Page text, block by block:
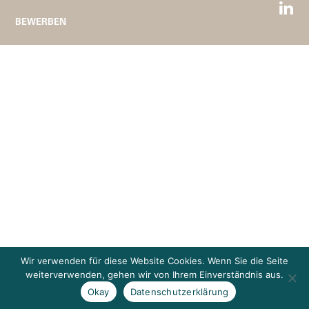
BEWERBEN
Wir verwenden für diese Website Cookies. Wenn Sie die Seite
weiterverwenden, gehen wir von Ihrem Einverständnis aus.
Okay
Datenschutzerklärung